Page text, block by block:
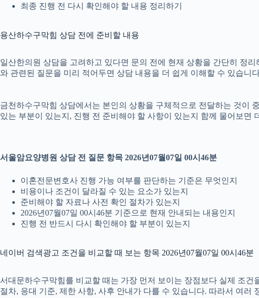
최종 진행 전 다시 확인해야 할 내용 정리하기
용산하수구막힘 상담 전에 준비할 내용
일산한의원 상담을 고려하고 있다면 문의 전에 현재 상황을 간단히 정
와 관련된 질문을 미리 적어두면 상담 내용을 더 쉽게 이해할 수 있습
금천하수구막힘 상담에서는 본인의 상황을 구체적으로 전달하는 것이
있는 부분이 있는지, 진행 전 준비해야 할 사항이 있는지 함께 물어보면
서울암요양병원 상담 전 질문 항목 2026년07월07일 00시46분
이혼전문변호사 진행 가능 여부를 판단하는 기준은 무엇인지
비용이나 조건이 달라질 수 있는 요소가 있는지
준비해야 할 자료나 사전 확인 절차가 있는지
2026년07월07일 00시46분 기준으로 현재 안내되는 내용인지
진행 전 반드시 다시 확인해야 할 부분이 있는지
네이버 검색광고 조건을 비교할 때 보는 항목 2026년07월07일 00시46분
서대문하수구막힘를 비교할 때는 가장 먼저 보이는 장점보다 실제 조
절차, 응대 기준, 제한 사항, 사후 안내가 다를 수 있습니다. 따라서 여